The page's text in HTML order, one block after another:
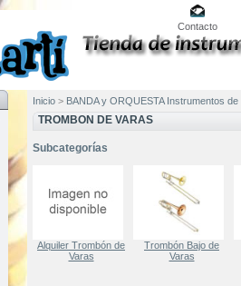
Contacto
Inicio > BANDA y ORQUESTA Instrumentos
TROMBON DE VARAS
Subcategorías
Alquiler Trombón de
Varas
Trombón Bajo de
Varas